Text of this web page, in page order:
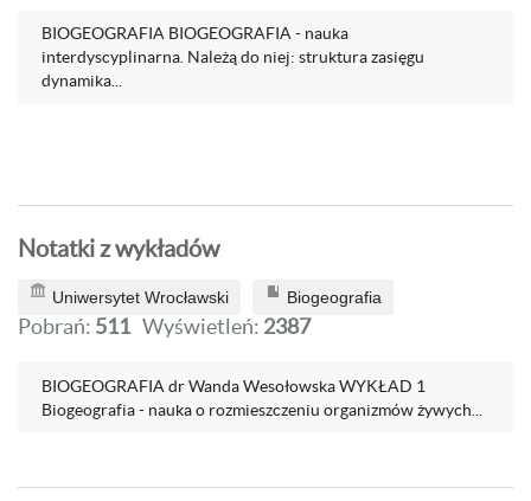
BIOGEOGRAFIA BIOGEOGRAFIA - nauka
interdyscyplinarna. Należą do niej: struktura zasięgu
dynamika...
Notatki z wykładów
Uniwersytet Wrocławski Biogeografia
Pobrań: 511 Wyświetleń: 2387
BIOGEOGRAFIA dr Wanda Wesołowska WYKŁAD 1
Biogeografia - nauka o rozmieszczeniu organizmów żywych...